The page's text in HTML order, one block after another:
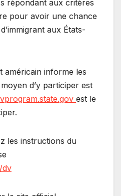
répondant aux critères
pour avoir une chance
aux États-
américain informe les
d’y participer est
est le
les instructions du
dv